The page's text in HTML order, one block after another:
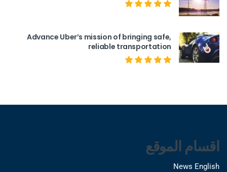
Advance Uber’s mission of bringing safe,
reliable transportation
اقسام الموقع
News English